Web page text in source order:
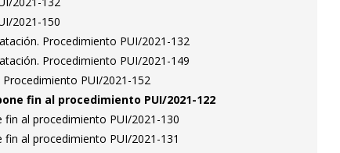
2021-150
Procedimiento PUI/2021-132
Procedimiento PUI/2021-149
PUI/2021-152
fin al procedimiento PUI/2021-122
fin al procedimiento PUI/2021-130
al procedimiento PUI/2021-131